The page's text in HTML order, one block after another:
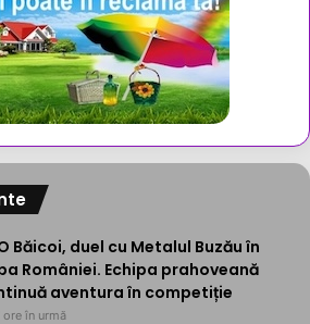
Băicoi, duel cu Metalul Buzău în
României. Echipa prahoveană
aventura în competiție
ore în urmă